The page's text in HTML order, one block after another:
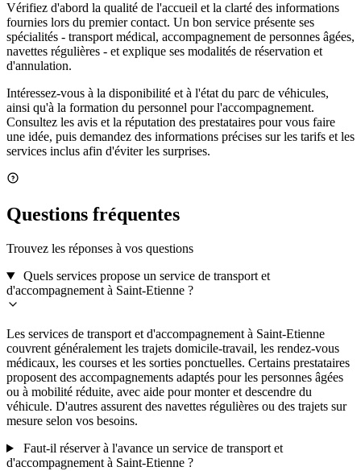
Vérifiez d'abord la qualité de l'accueil et la clarté des informations
fournies lors du premier contact. Un bon service présente ses
spécialités - transport médical, accompagnement de personnes âgées,
navettes régulières - et explique ses modalités de réservation et
d'annulation.
Intéressez-vous à la disponibilité et à l'état du parc de véhicules,
ainsi qu'à la formation du personnel pour l'accompagnement.
Consultez les avis et la réputation des prestataires pour vous faire
une idée, puis demandez des informations précises sur les tarifs et les
services inclus afin d'éviter les surprises.
Questions fréquentes
Trouvez les réponses à vos questions
Quels services propose un service de transport et
d'accompagnement à Saint-Etienne ?
Les services de transport et d'accompagnement à Saint-Etienne
couvrent généralement les trajets domicile-travail, les rendez-vous
médicaux, les courses et les sorties ponctuelles. Certains prestataires
proposent des accompagnements adaptés pour les personnes âgées
ou à mobilité réduite, avec aide pour monter et descendre du
véhicule. D'autres assurent des navettes régulières ou des trajets sur
mesure selon vos besoins.
Faut-il réserver à l'avance un service de transport et
d'accompagnement à Saint-Etienne ?